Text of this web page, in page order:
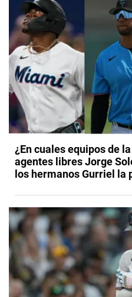
¿En cuales equipos de
agentes libres Jorge
los hermanos Gurriel la